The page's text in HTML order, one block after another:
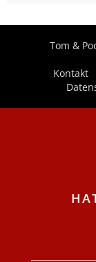
Tom &
Kontakt